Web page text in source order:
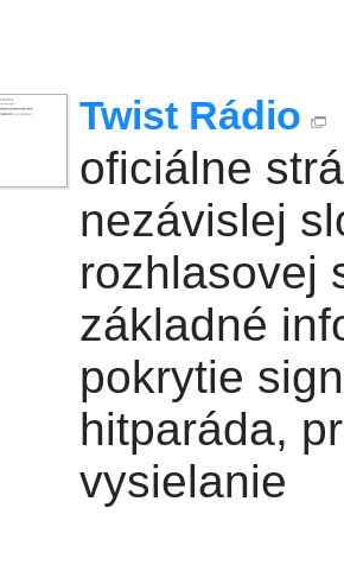
Twist Rádio
oficiálne
nezávislej
rozhlasovej
základné
pokrytie
hitparáda,
vysielanie